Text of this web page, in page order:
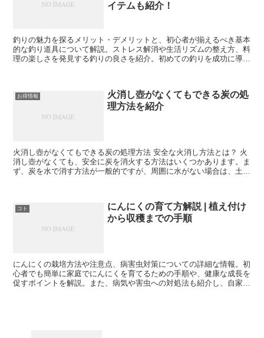
イテムも紹介！
釣りの魅力を探るメリット・デメリットと、初心者が揃えるべき基本
的な釣り道具について解説。ストレス解消や生活リズムの整え方、料
理の楽しさを発見する釣りの良さを紹介。初めての釣りを成功に導く
お得情報
火消し壺がなくてもできる炭の処
理方法を紹介
火消し壺がなくてもできる炭の処理方法 安全な火消し方法とは？ 火
消し壺がなくても、安全に炭を消火する方法はいくつかあります。ま
ず、炭を水で消す方法が一般的ですが、周囲に水がない場合は、土や
コト
にんにくの育て方解説 | 植え付け
から収穫までの手順
にんにくの栽培方法や注意点、病害虫対策についての詳細な情報。初
心者でも簡単に家庭でにんにくを育てるための手順や、健康な成長を
促すポイントを解説。また、病気や害虫への対処法も紹介し、自家製